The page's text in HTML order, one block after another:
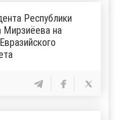
Республики
Мирзиёева на